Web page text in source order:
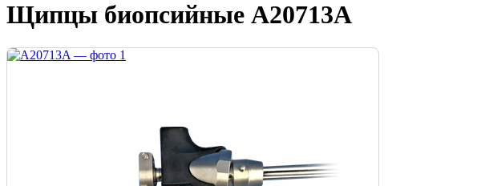
Щипцы биопсийные A20713A